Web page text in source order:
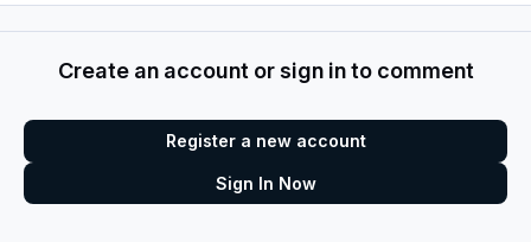
Create an account or sign in to comment
Register a new account
Sign In Now